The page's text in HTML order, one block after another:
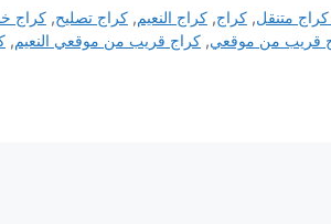
متنقل,كراج,كراج النعيم,كراج تصليح,كراج
قريب من موقعي, كراج قريب من موقعي النعيم,